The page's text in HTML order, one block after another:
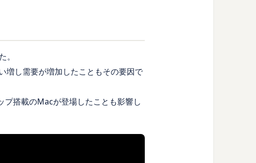
増し需要が増加したこともその要因で
搭載のMacが登場したことも影響し